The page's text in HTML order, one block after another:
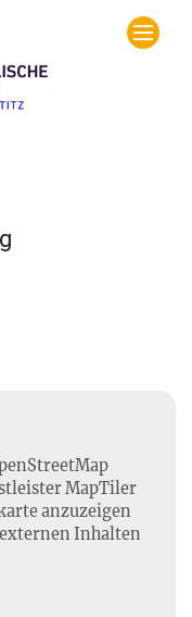
MapTiler
anzuzeigen
Inhalten